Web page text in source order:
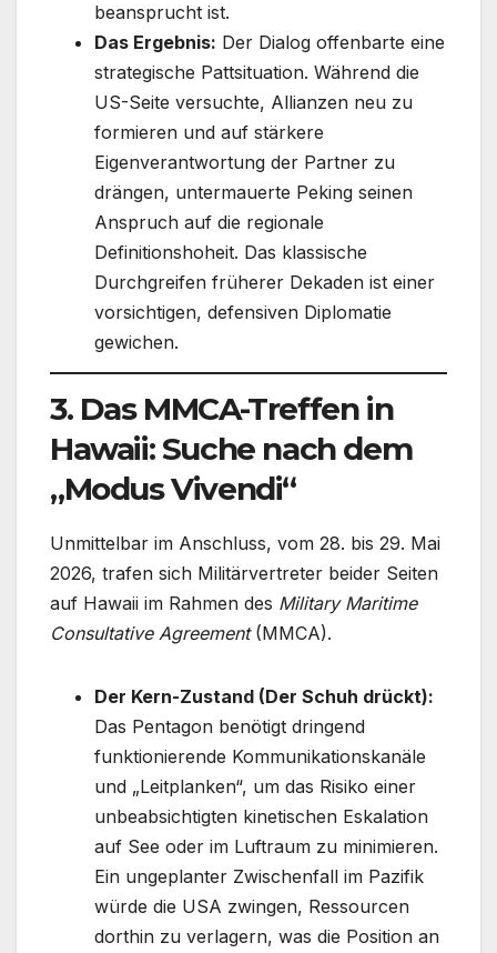
beansprucht ist.
Das Ergebnis: Der Dialog offenbarte eine
strategische Pattsituation. Während die
US-Seite versuchte, Allianzen neu zu
formieren und auf stärkere
Eigenverantwortung der Partner zu
drängen, untermauerte Peking seinen
Anspruch auf die regionale
Definitionshoheit. Das klassische
Durchgreifen früherer Dekaden ist einer
vorsichtigen, defensiven Diplomatie
gewichen.
3. Das MMCA-Treffen in
Hawaii: Suche nach dem
„Modus Vivendi“
Unmittelbar im Anschluss, vom 28. bis 29. Mai
2026, trafen sich Militärvertreter beider Seiten
auf Hawaii im Rahmen des Military Maritime
Consultative Agreement(MMCA).
Der Kern-Zustand (Der Schuh drückt):
Das Pentagon benötigt dringend
funktionierende Kommunikationskanäle
und „Leitplanken“, um das Risiko einer
unbeabsichtigten kinetischen Eskalation
auf See oder im Luftraum zu minimieren.
Ein ungeplanter Zwischenfall im Pazifik
würde die USA zwingen, Ressourcen
dorthin zu verlagern, was die Position an